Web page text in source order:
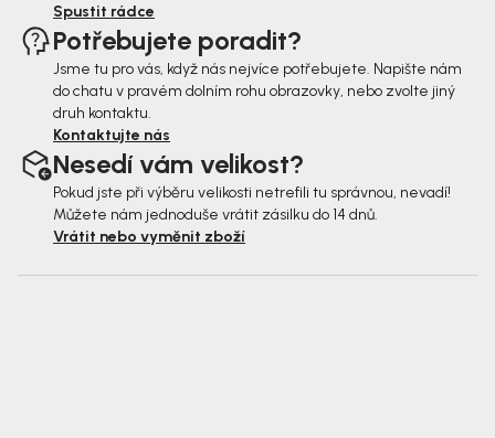
Spustit rádce
Potřebujete poradit?
Jsme tu pro vás, když nás nejvíce potřebujete. Napište nám
do chatu v pravém dolním rohu obrazovky, nebo zvolte jiný
druh kontaktu.
Kontaktujte nás
Nesedí vám velikost?
Pokud jste při výběru velikosti netrefili tu správnou, nevadí!
Můžete nám jednoduše vrátit zásilku do 14 dnů.
Vrátit nebo vyměnit zboží